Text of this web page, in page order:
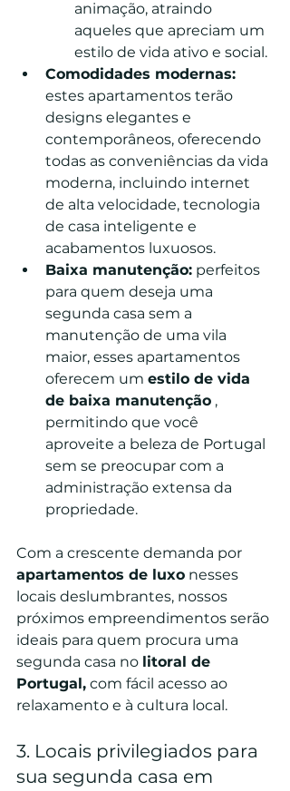
animação, atraindo
aqueles que apreciam um
estilo de vida ativo e social.
Comodidades modernas:
estes apartamentos terão
designs elegantes e
contemporâneos, oferecendo
todas as conveniências da vida
moderna, incluindo internet
de alta velocidade, tecnologia
de casa inteligente e
acabamentos luxuosos.
Baixa manutenção: perfeitos
para quem deseja uma
segunda casa sem a
manutenção de uma vila
maior, esses apartamentos
oferecem um estilo de vida
de baixa manutenção ,
permitindo que você
aproveite a beleza de Portugal
sem se preocupar com a
administração extensa da
propriedade.
Com a crescente demanda por
apartamentos de luxo nesses
locais deslumbrantes, nossos
próximos empreendimentos serão
ideais para quem procura uma
segunda casa no litoral de
Portugal, com fácil acesso ao
relaxamento e à cultura local.
3. Locais privilegiados para
sua segunda casa em